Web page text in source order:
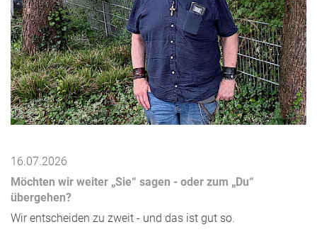
16.07.2026
Möchten wir weiter „Sie“ sagen - oder zum „Du“
übergehen?
Wir entscheiden zu zweit - und das ist gut so.